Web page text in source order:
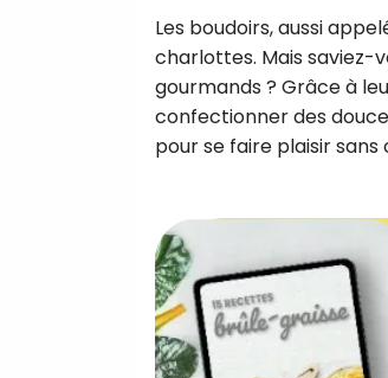
Les boudoirs, aussi
charlottes. Mais saviez-
gourmands ? Grâce à
confectionner des
pour se faire plaisir sans